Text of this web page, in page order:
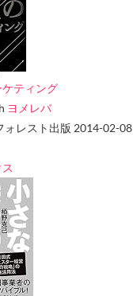
ティング
ヨメレバ
ォレスト出版 2014-02-08